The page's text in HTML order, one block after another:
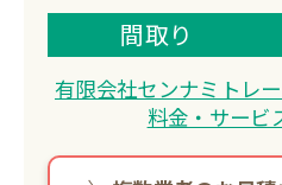
き家整理、閉店在庫
し、他店に負けない
建設業者・解体業者
間取り
有限会社センナミトレ
料金・サービ